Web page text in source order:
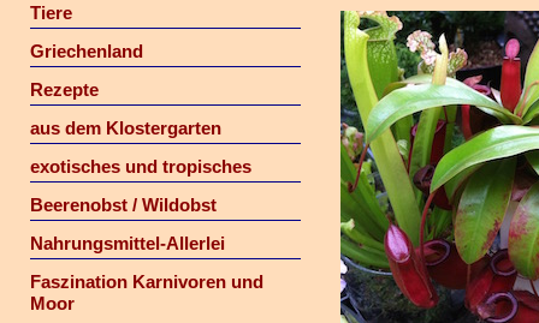
Tiere
Griechenland
Rezepte
aus dem Klostergarten
exotisches und tropisches
Beerenobst / Wildobst
Nahrungsmittel-Allerlei
Faszination Karnivoren und
Moor